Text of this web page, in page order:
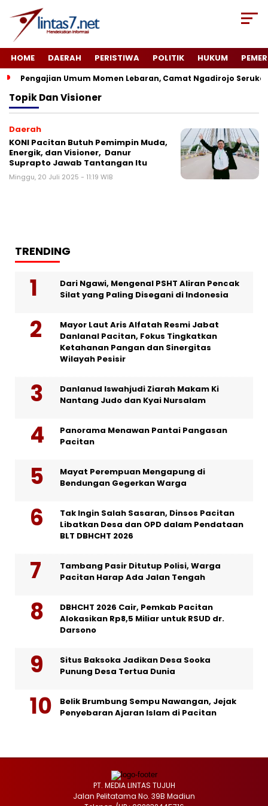
HOME DAERAH PERISTIWA POLITIK HUKUM
Pengajian Umum Momen Lebaran, Camat Ngadirojo
TopikDan Visioner
Daerah
KONI Pacitan Butuh Pemimpin Muda,
Energik, dan Visioner, Danur
Suprapto Jawab Tantangan Itu
Minggu, 20 Juli 2025 - 11:19 WIB
TRENDING
Dari Ngawi, Mengenal PSHT Aliran Pencak
Silat yang Paling Disegani di Indonesia
Mayor Laut Aris Alfatah Resmi Jabat
Danlanal Pacitan, Fokus Tingkatkan
Ketahanan Pangan dan Sinergitas
Wilayah Pesisir
Danlanud Iswahjudi Ziarah Makam Ki
Nantang Judo dan Kyai Nursalam
Panorama Menawan Pantai Pangasan
Pacitan
Mayat Perempuan Mengapung di
Bendungan Gegerkan Warga
Tak Ingin Salah Sasaran, Dinsos Pacitan
Libatkan Desa dan OPD dalam Pendataan
BLT DBHCHT 2026
Tambang Pasir Ditutup Polisi, Warga
Pacitan Harap Ada Jalan Tengah
DBHCHT 2026 Cair, Pemkab Pacitan
Alokasikan Rp8,5 Miliar untuk RSUD dr.
Darsono
Situs Baksoka Jadikan Desa Sooka
Punung Desa Tertua Dunia
Belik Brumbung Sempu Nawangan, Jejak
Penyebaran Ajaran Islam di Pacitan
PT. MEDIA LINTAS TUJUH
Jalan Pelitatama No. 39B Madiun